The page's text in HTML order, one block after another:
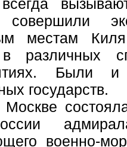
совершили
местам
различных
Были
государств.
военно-